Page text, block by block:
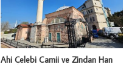
Ahi Çelebi Camii ve Zindan Han